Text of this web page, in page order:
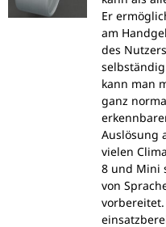
Er
am
des
kann man
ganz
Auslösung
vielen
8 und Mini
von
vorbereitet.